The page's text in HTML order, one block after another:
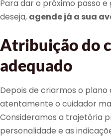
Para dar o próximo passo
deseja, agende já a sua
Atribuição do
adequado
Depois de criarmos o plano
atentamente o cuidador
Consideramos a trajetória
personalidade e as